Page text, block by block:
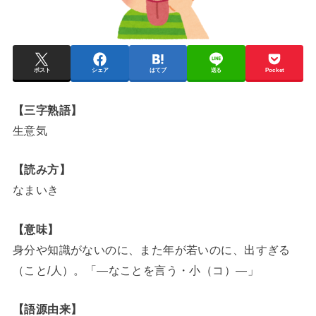
ポスト シェア はてブ 送る Pocket
【三字熟語】
生意気
【読み方】
なまいき
【意味】
身分や知識がないのに、また年が若いのに、出すぎる
（こと/人）。「―なことを言う・小（コ）―」
【語源由来】